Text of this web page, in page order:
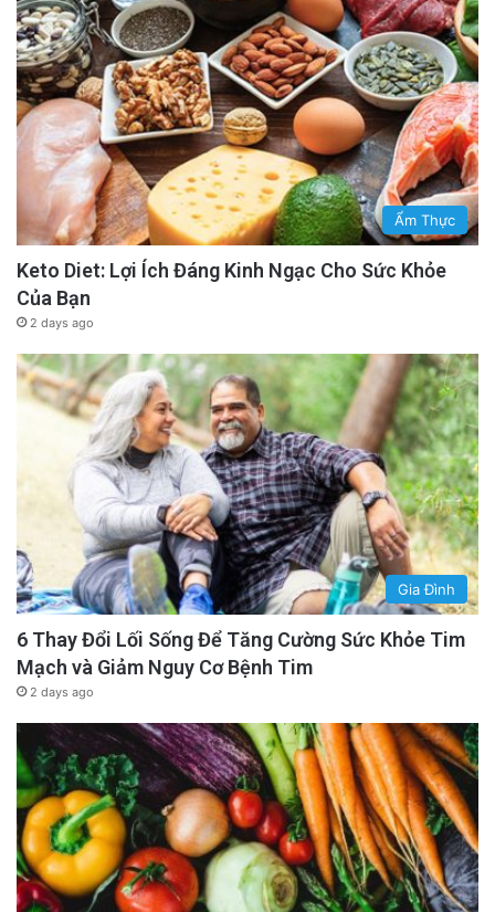
Ẩm Thực
Keto Diet: Lợi Ích Đáng Kinh Ngạc Cho Sức Khỏe
Của Bạn
2 days ago
Gia Đình
6 Thay Đổi Lối Sống Để Tăng Cường Sức Khỏe Tim
Mạch và Giảm Nguy Cơ Bệnh Tim
2 days ago